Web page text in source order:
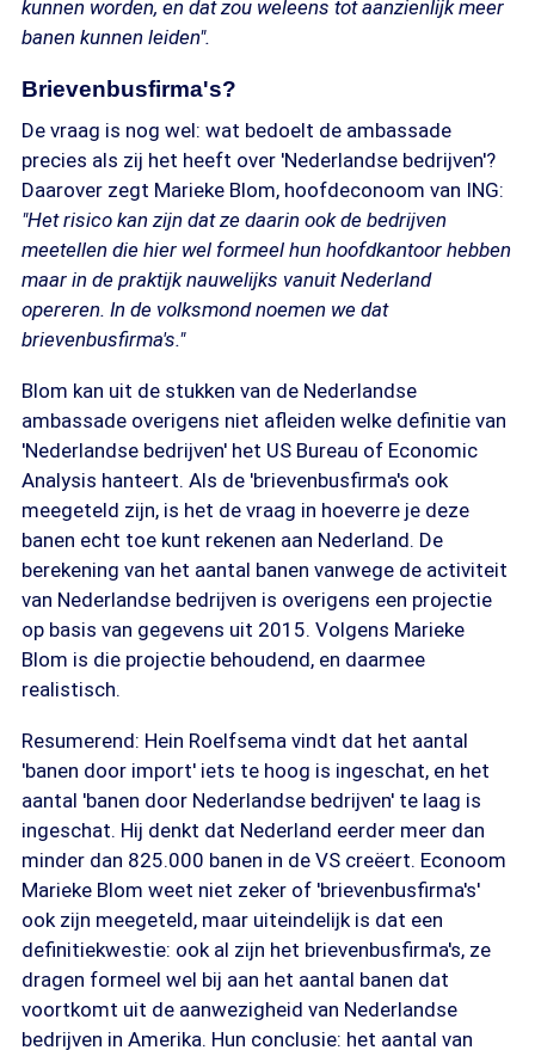
kunnen worden, en dat zou weleens tot aanzienlijk meer
banen kunnen leiden".
Brievenbusfirma's?
De vraag is nog wel: wat bedoelt de ambassade
precies als zij het heeft over 'Nederlandse bedrijven'?
Daarover zegt Marieke Blom, hoofdeconoom van ING:
"Het risico kan zijn dat ze daarin ook de bedrijven
meetellen die hier wel formeel hun hoofdkantoor hebben
maar in de praktijk nauwelijks vanuit Nederland
opereren. In de volksmond noemen we dat
brievenbusfirma's."
Blom kan uit de stukken van de Nederlandse
ambassade overigens niet afleiden welke definitie van
'Nederlandse bedrijven' het US Bureau of Economic
Analysis hanteert. Als de 'brievenbusfirma's ook
meegeteld zijn, is het de vraag in hoeverre je deze
banen echt toe kunt rekenen aan Nederland. De
berekening van het aantal banen vanwege de activiteit
van Nederlandse bedrijven is overigens een projectie
op basis van gegevens uit 2015. Volgens Marieke
Blom is die projectie behoudend, en daarmee
realistisch.
Resumerend: Hein Roelfsema vindt dat het aantal
'banen door import' iets te hoog is ingeschat, en het
aantal 'banen door Nederlandse bedrijven' te laag is
ingeschat. Hij denkt dat Nederland eerder meer dan
minder dan 825.000 banen in de VS creëert. Econoom
Marieke Blom weet niet zeker of 'brievenbusfirma's'
ook zijn meegeteld, maar uiteindelijk is dat een
definitiekwestie: ook al zijn het brievenbusfirma's, ze
dragen formeel wel bij aan het aantal banen dat
voortkomt uit de aanwezigheid van Nederlandse
bedrijven in Amerika. Hun conclusie: het aantal van